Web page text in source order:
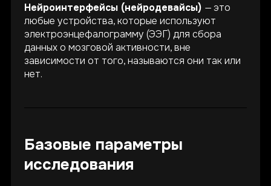
Нейроинтерфейсы (нейродевайсы) —это
любые устройства, которые используют
электроэнцефалограмму (ЭЭГ) для сбора
данных о мозговой активности, вне
зависимости от того, называются они так или
нет.
Базовые параметры
исследования